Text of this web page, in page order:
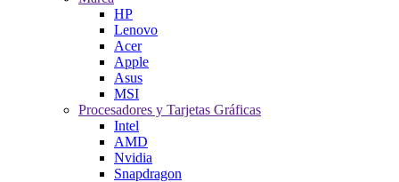
HP
Lenovo
Acer
Apple
Asus
MSI
Procesadores y Tarjetas Gráficas
Intel
AMD
Nvidia
Snapdragon